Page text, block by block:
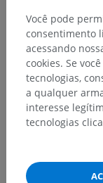
subjacente
Anatomia
Você pode
consentimento
acessando
cookies. Se
tecnologias,
a qualquer
interesse
tecnologias